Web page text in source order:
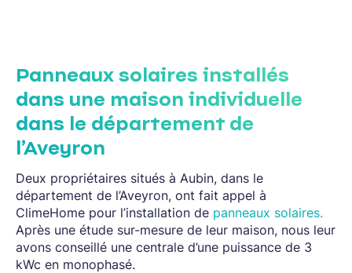
Panneaux solaires installés
dans une maison individuelle
dans le département de
l’Aveyron
Deux propriétaires situés à Aubin, dans le
département de l’Aveyron, ont fait appel à
ClimeHome pour l’installation de panneaux solaires.
Après une étude sur-mesure de leur maison, nous leur
avons conseillé une centrale d’une puissance de 3
kWc en monophasé.